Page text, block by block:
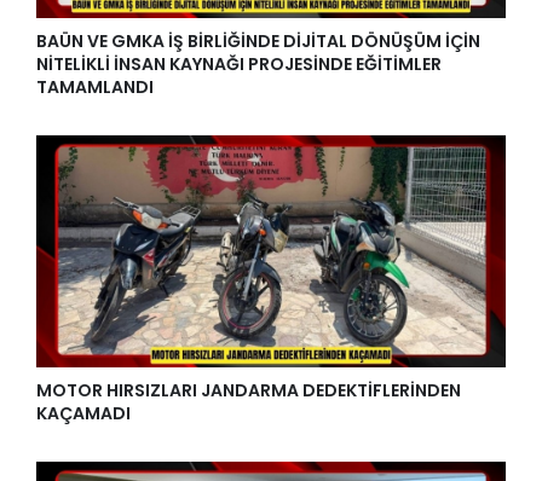
BAÜN VE GMKA İŞ BİRLİĞİNDE DİJİTAL DÖNÜŞÜM İÇİN
NİTELİKLİ İNSAN KAYNAĞI PROJESİNDE EĞİTİMLER
TAMAMLANDI
MOTOR HIRSIZLARI JANDARMA DEDEKTİFLERİNDEN
KAÇAMADI